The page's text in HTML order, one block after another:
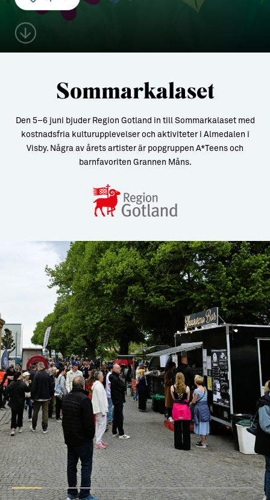
Aktiviteter
Hansestaden världsarv
Gotlands kulturarv
Almedalsveckan
Medeltidsveckan
Visby Centrum
→ Gutamål och gotländska
→ Köpa bostad
→ Bygga hus
Allt om livet på Ön
→ Fritidsliv
→ Föreningsliv
→ Idrottsliv
Barn & Familj
Sommarkalaset
Den 5–6 juni bjuder Region Gotland in till Sommarkalaset med
kostnadsfria kulturupplevelser och aktiviteter i Almedalen i
Visby. Några av årets artister är popgruppen A*Teens och
barnfavoriten Grannen Måns.